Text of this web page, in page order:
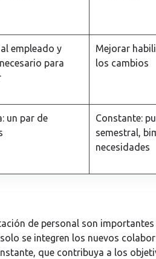
empleado y
para
Mejorar
los cambios
un par de
Constante:
semestral,
necesidades
de personal son
se integren los nuevos
que contribuya a los